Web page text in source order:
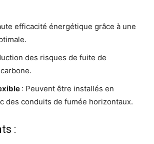
efficacité énergétique grâce à une
des risques de fuite de
: Peuvent être installés en
des conduits de fumée horizontaux.
: